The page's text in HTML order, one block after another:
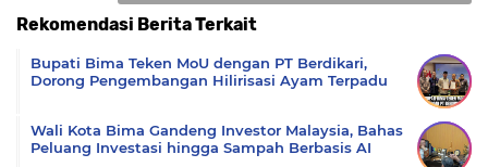
Rekomendasi Berita Terkait
Bupati Bima Teken MoU dengan PT Berdikari,
Dorong Pengembangan Hilirisasi Ayam Terpadu
Wali Kota Bima Gandeng Investor Malaysia, Bahas
Peluang Investasi hingga Sampah Berbasis AI